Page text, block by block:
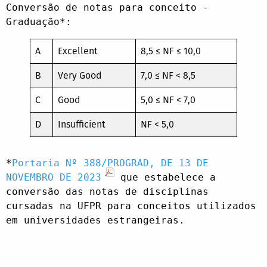
Conversão de notas para conceito -
Graduação*:
A Excellent 8,5 ≤ NF ≤ 10,0
B Very Good 7,0 ≤ NF < 8,5
C Good 5,0 ≤ NF < 7,0
D Insufficient NF < 5,0
* Portaria Nº 388/PROGRAD, DE 13 DE
NOVEMBRO DE 2023
que estabelece a
conversão das notas de disciplinas
cursadas na UFPR para conceitos utilizados
em universidades estrangeiras.